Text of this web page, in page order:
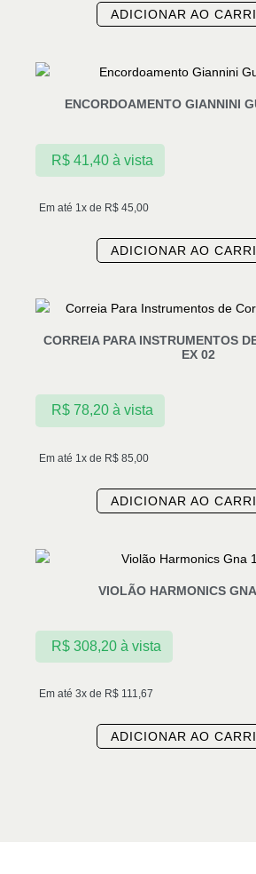
ADICIONAR AO
ENCORDOAMENTO GIANNINI
Em até 1x de R$ 45,00
R$41,40 à vista
ADICIONAR AO
CORREIA PARA INSTRUMENTOS
EX 02
Em até 1x de R$ 85,00
R$78,20 à vista
ADICIONAR AO
VIOLÃO HARMONICS
Em até 3x de R$ 111,67
R$308,20 à vista
ADICIONAR AO